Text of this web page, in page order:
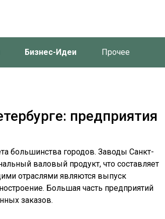
Бизнес-Идеи Прочее
предприятия
большинства городов. Заводы Санкт-
валовый продукт, что составляет
отраслями являются выпуск
Большая часть предприятий
заказов.